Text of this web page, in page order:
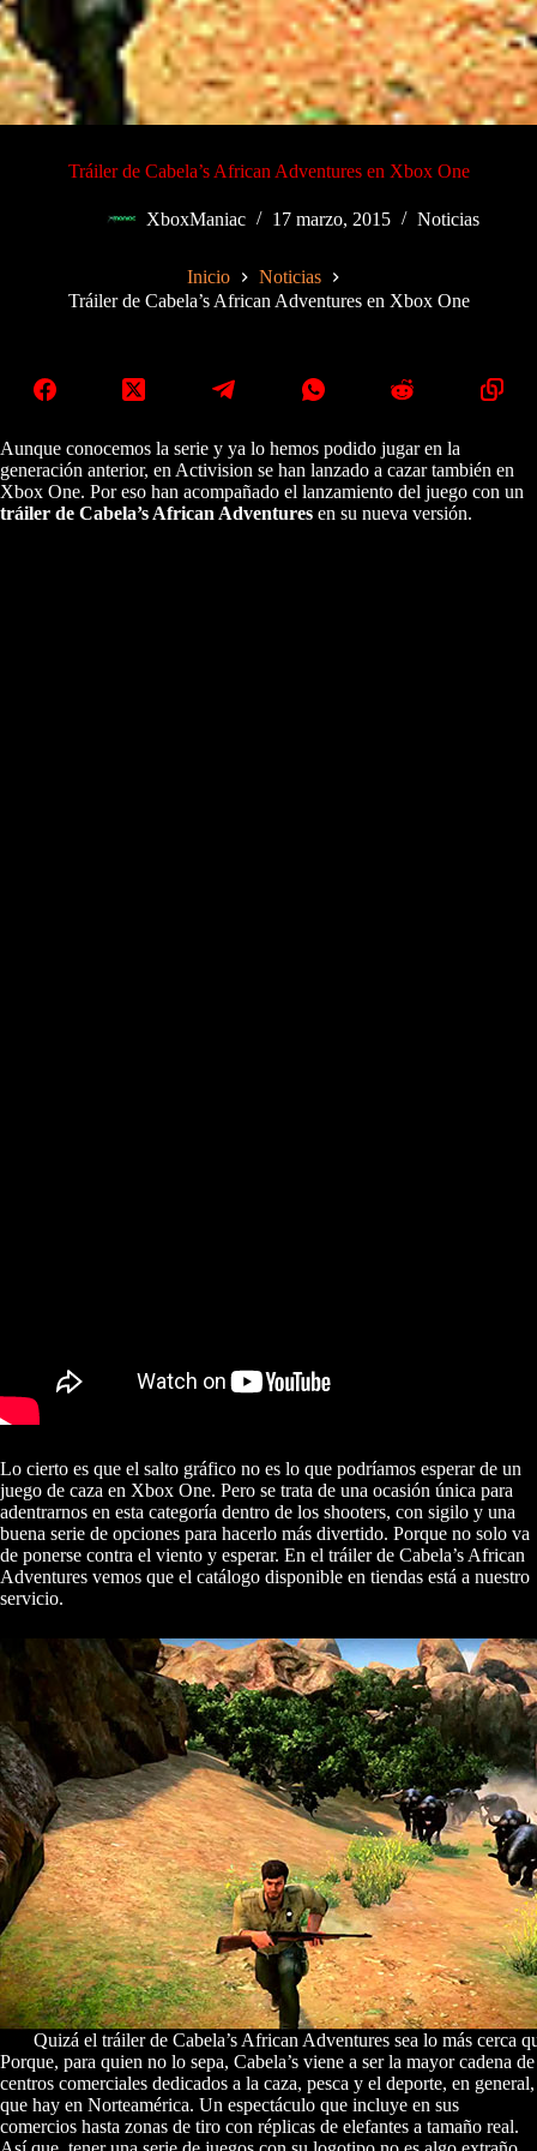
Tráiler de Cabela’s African Adventures en Xbox One
XboxManiac 17 marzo, 2015 Noticias
Inicio
Noticias
Tráiler de Cabela’s African Adventures en Xbox One
Aunque conocemos la serie y ya lo hemos podido jugar en la
generación anterior, en Activision se han lanzado a cazar también en
Xbox One. Por eso han acompañado el lanzamiento del juego con un
tráiler de Cabela’s African Adventures en su nueva versión.
Lo cierto es que el salto gráfico no es lo que podríamos esperar de un
juego de caza en Xbox One. Pero se trata de una ocasión única para
adentrarnos en esta categoría dentro de los shooters, con sigilo y una
buena serie de opciones para hacerlo más divertido. Porque no solo va
de ponerse contra el viento y esperar. En el tráiler de Cabela’s African
Adventures vemos que el catálogo disponible en tiendas está a nuestro
servicio.
Quizá el tráiler de Cabela’s African Adventures sea lo más cerca
Porque, para quien no lo sepa, Cabela’s viene a ser la mayor cadena de
centros comerciales dedicados a la caza, pesca y el deporte, en general,
que hay en Norteamérica. Un espectáculo que incluye en sus
comercios hasta zonas de tiro con réplicas de elefantes a tamaño real.